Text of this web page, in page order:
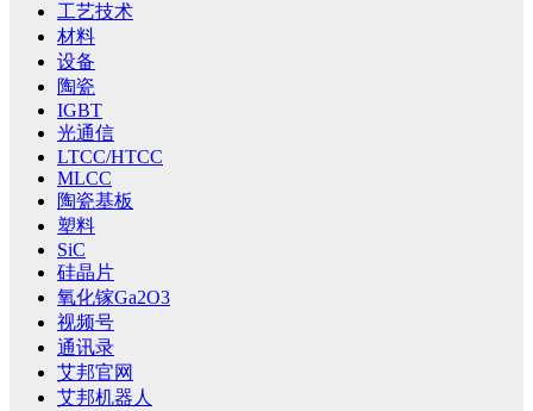
工艺技术
材料
设备
陶瓷
IGBT
光通信
LTCC/HTCC
MLCC
陶瓷基板
塑料
SiC
硅晶片
氧化镓Ga2O3
视频号
通讯录
艾邦官网
艾邦机器人